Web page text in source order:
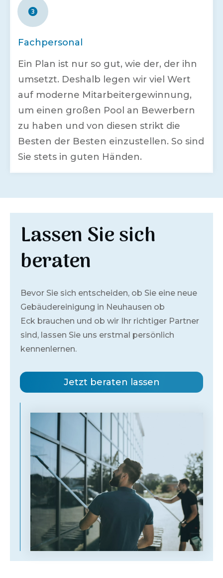
Fachpersonal
Ein Plan ist nur so gut, wie der, der ihn
umsetzt. Deshalb legen wir viel Wert
auf moderne Mitarbeitergewinnung,
um einen großen Pool an Bewerbern
zu haben und von diesen strikt die
Besten der Besten einzustellen. So sind
Sie stets in guten Händen.
Lassen Sie sich
beraten
Bevor Sie sich entscheiden, ob Sie eine neue
Gebäudereinigung in Neuhausen ob
Eck brauchen und ob wir Ihr richtiger Partner
sind, lassen Sie uns erstmal persönlich
kennenlernen.
Jetzt beraten lassen